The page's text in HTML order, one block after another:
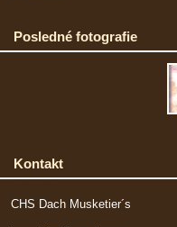
Posledné fotografie
Kontakt
CHS Dach Musketier´s